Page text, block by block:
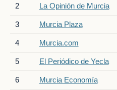
2 La Opinión de Murcia
3 Murcia Plaza
4 Murcia.com
5 El Periódico de Yecla
6 Murcia Economía